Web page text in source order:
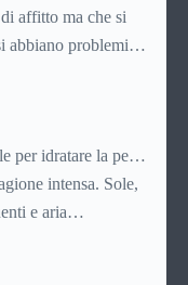
affitto ma che si
abbiano problemi a
contratto di affitto.
per idratare la pelle
intensa. Sole,
e aria
Eppure,